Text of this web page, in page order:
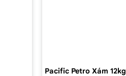
Pacific Petro Xám 12kg